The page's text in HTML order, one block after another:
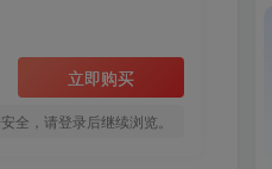
立即购买
全，请登录后继续浏览。